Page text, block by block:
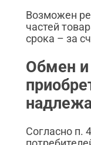
Возможен
частей
срока – за
Обмен и
Согласно п.